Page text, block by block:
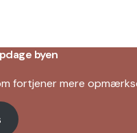
byen
fortjener mere